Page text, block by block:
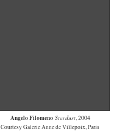
Angelo Filomeno Stardust, 2004
Courtesy Galerie Anne de Villepoix, Paris